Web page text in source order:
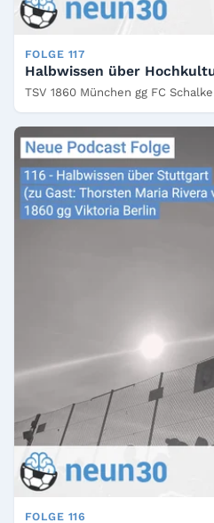
FOLGE 117
Halbwissen über
TSV 1860 München gg FC
FOLGE 116